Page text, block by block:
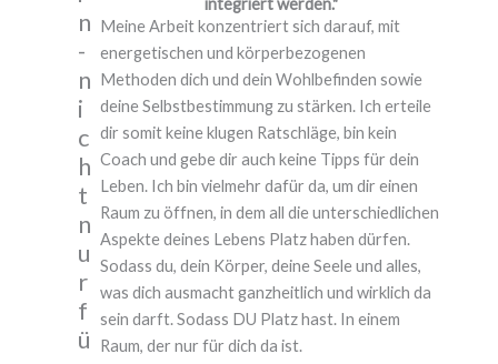
n
-
n
i
c
h
t
n
u
r
f
ü
Meine Arbeit konzentriert sich darauf, mit
energetischen und körperbezogenen
Methoden dich und dein Wohlbefinden sowie
deine Selbstbestimmung zu stärken. Ich erteile
dir somit keine klugen Ratschläge, bin kein
Coach und gebe dir auch keine Tipps für dein
Leben. Ich bin vielmehr dafür da, um dir einen
Raum zu öffnen, in dem all die unterschiedlichen
Aspekte deines Lebens Platz haben dürfen.
Sodass du, dein Körper, deine Seele und alles,
was dich ausmacht ganzheitlich und wirklich da
sein darft. Sodass DU Platz hast. In einem
Raum, der nur für dich da ist.